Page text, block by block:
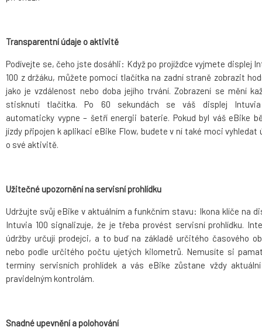
Transparentní údaje o aktivitě
Podívejte se, čeho jste dosáhli: Když po projížďce vyjmete displej
100 z držáku, můžete pomocí tlačítka na zadní straně zobrazit
jako je vzdálenost nebo doba jejího trvání. Zobrazení se mění
stisknutí tlačítka. Po 60 sekundách se váš displej
automaticky vypne – šetří energii baterie. Pokud byl váš eBike
jízdy připojen k aplikaci eBike Flow, budete v ní také moci vyhledat
o své aktivitě.
Užitečné upozornění na servisní prohlídku
Udržujte svůj eBike v aktuálním a funkčním stavu: Ikona klíče na
Intuvia 100 signalizuje, že je třeba provést servisní prohlídku.
údržby určují prodejci, a to buď na základě určitého časového
nebo podle určitého počtu ujetých kilometrů. Nemusíte si
termíny servisních prohlídek a vás eBike zůstane vždy
pravidelným kontrolám.
Snadné upevnění a polohování